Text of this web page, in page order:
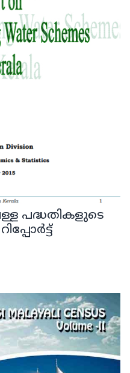
പദ്ധതികളുടെ